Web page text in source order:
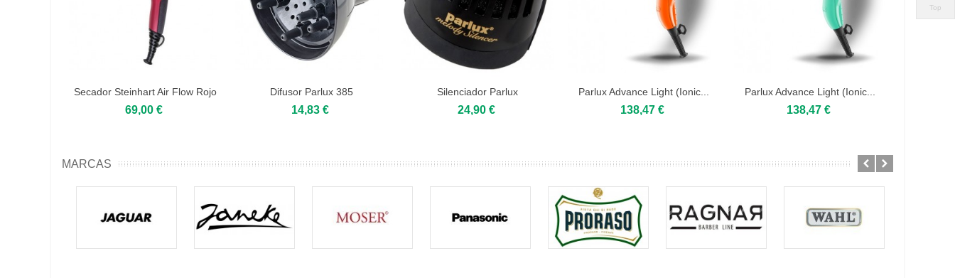
Secador Steinhart Air Flow Rojo
69,00 €
Difusor Parlux 385
14,83 €
Silenciador Parlux
24,90 €
Parlux Advance Light (Ionic...
138,47 €
Parlux Advance Light (Ionic...
138,47 €
MARCAS
Top